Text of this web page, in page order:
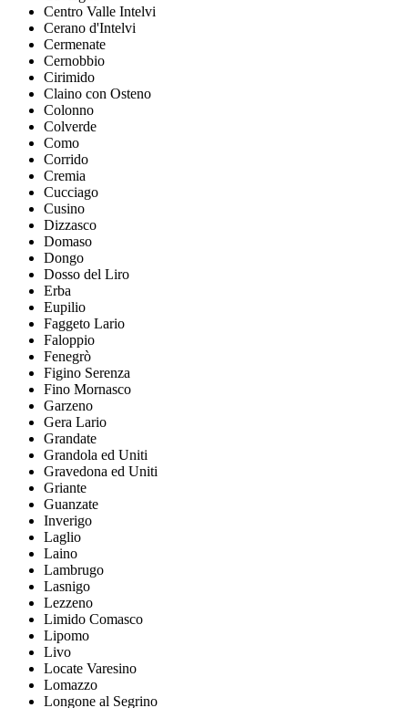
Centro Valle Intelvi
Cerano d'Intelvi
Cermenate
Cernobbio
Cirimido
Claino con Osteno
Colonno
Colverde
Como
Corrido
Cremia
Cucciago
Cusino
Dizzasco
Domaso
Dongo
Dosso del Liro
Erba
Eupilio
Faggeto Lario
Faloppio
Fenegrò
Figino Serenza
Fino Mornasco
Garzeno
Gera Lario
Grandate
Grandola ed Uniti
Gravedona ed Uniti
Griante
Guanzate
Inverigo
Laglio
Laino
Lambrugo
Lasnigo
Lezzeno
Limido Comasco
Lipomo
Livo
Locate Varesino
Lomazzo
Longone al Segrino